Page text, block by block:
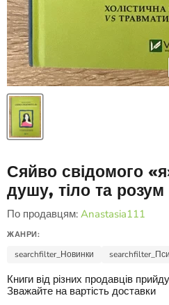
Сяйво свідомого
душу, тіло та розум
По продавцям: Anastasia111
ЖАНРИ:
searchfilter_Новинки
Книги від різних продавців
Зважайте на вартість доставки